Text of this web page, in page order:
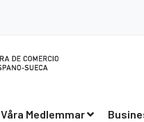
Våra Medlemmar